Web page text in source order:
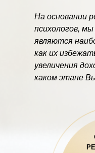
На основании
психологов,
являются
как их
увеличения
каком этапе